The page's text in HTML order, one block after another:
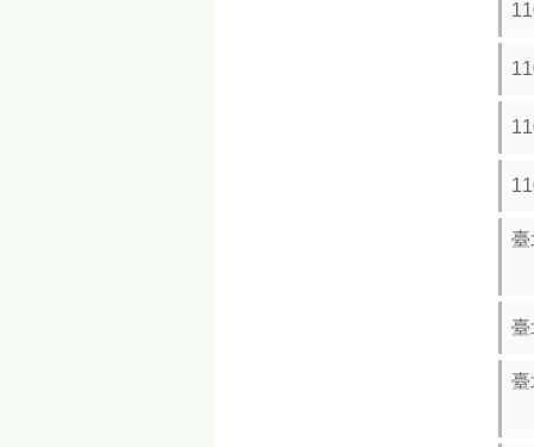
臺
臺
臺